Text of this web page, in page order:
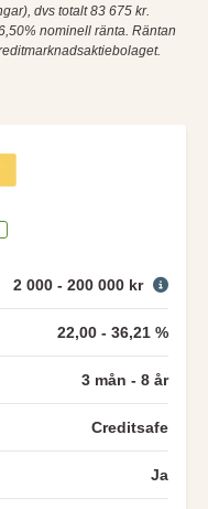
dvs totalt 83 675 kr.
nominell ränta. Räntan
2 000 - 200 000 kr
22,00 - 36,21 %
3 mån - 8 år
Creditsafe
Ja